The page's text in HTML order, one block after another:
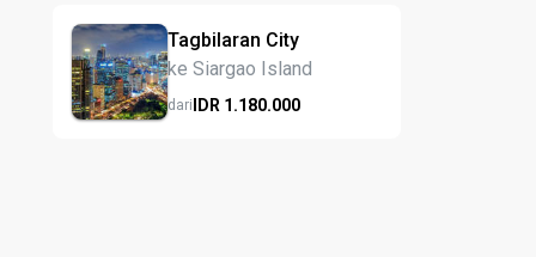
Tagbilaran City
ke Siargao Island
dariIDR 1.180.000